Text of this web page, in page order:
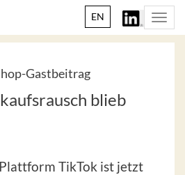
EN
Gastbeitrag
blieb
TikTok ist jetzt